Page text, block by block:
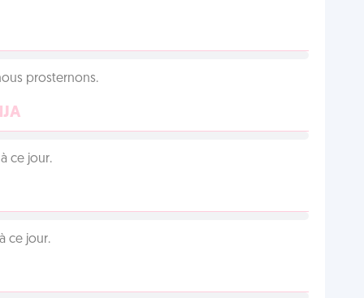
prosternons.
ce jour.
ce jour.